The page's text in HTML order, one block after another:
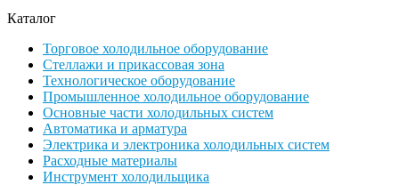
Каталог
Торговое холодильное оборудование
Стеллажи и прикассовая зона
Технологическое оборудование
Промышленное холодильное оборудование
Основные части холодильных систем
Автоматика и арматура
Электрика и электроника холодильных систем
Расходные материалы
Инструмент холодильщика